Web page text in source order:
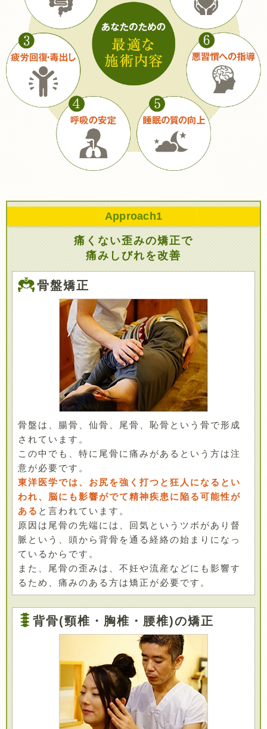
Approach1
痛くない歪みの矯正で
痛みしびれを改善
骨盤矯正
骨盤は、腸骨、仙骨、尾骨、恥骨という骨で形成
されています。
この中でも、特に尾骨に痛みがあるという方は注
意が必要です。
東洋医学では、お尻を強く打つと狂人になるとい
われ、脳にも影響がでて精神疾患に陥る可能性が
ある と言われています。
原因は尾骨の先端には、回気というツボがあり督
脈という、頭から背骨を通る経絡の始まりになっ
ているからです。
また、尾骨の歪みは、不妊や流産などにも影響す
るため、痛みのある方は矯正が必要です。
背骨(頸椎・胸椎・腰椎)の矯正